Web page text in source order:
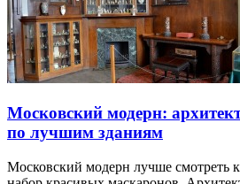
Московский модерн:
по лучшим зданиям
Московский модерн лучше смотреть